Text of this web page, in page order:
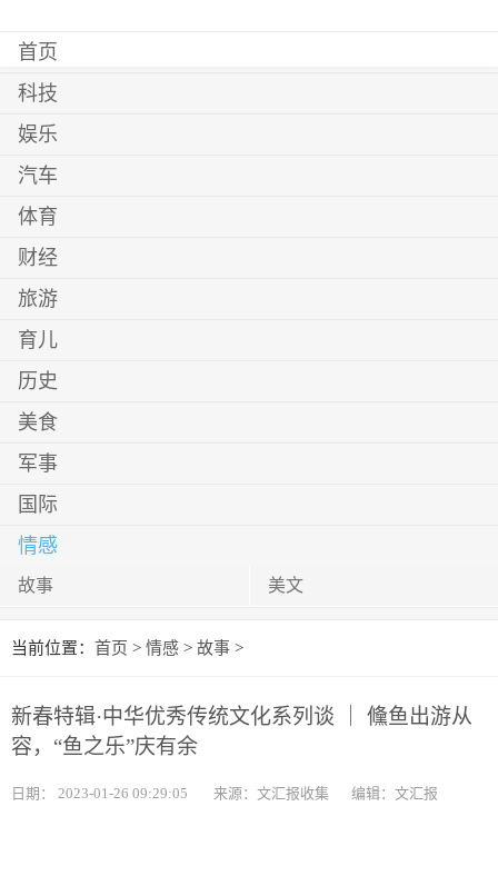
首页
科技
娱乐
汽车
体育
财经
旅游
育儿
历史
美食
军事
国际
情感
故事 美文
当前位置： 首页 > 情感 > 故事 >
新春特辑·中华优秀传统文化系列谈 ｜ 儵鱼出游从
容，“鱼之乐”庆有余
日期： 2023-01-26 09:29:05 来源：文汇报收集 编辑：文汇报